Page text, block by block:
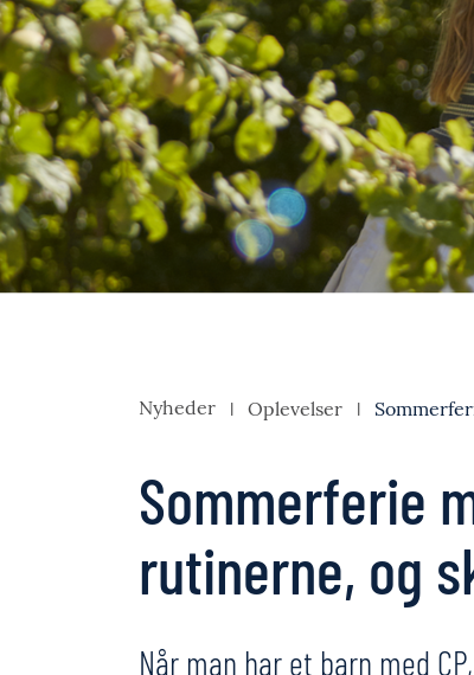
Nyheder Oplevelser
Sommerferie
rutinerne, og
Når man har et barn med